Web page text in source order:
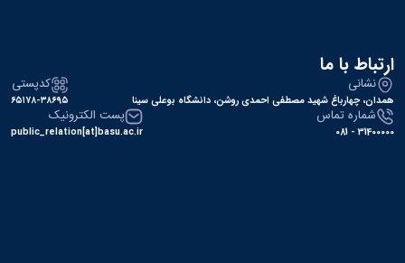
ارتباط با ما
نشانی
همدان، چهارباغ شهید مصطفی احمدی روشن، دانشگاه بوعلی سینا
کدپستی
۶۵۱۷۸-۳۸۶۹۵
شماره تماس
31400000 - 081
پست الکترونیک
public_relation[at]basu.ac.ir